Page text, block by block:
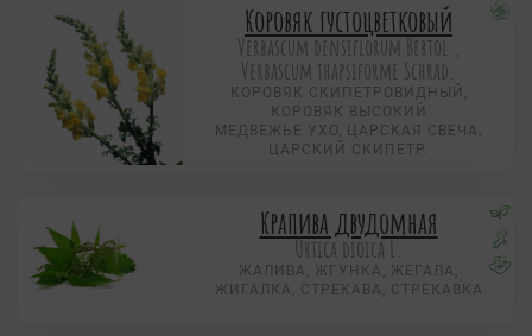
Коровяк густоцветковый
Verbascum densiflorum Bertol.,
Verbascum thapsiforme Schrad.
КОРОВЯК СКИПЕТРОВИДНЫЙ,
КОРОВЯК ВЫСОКИЙ
МЕДВЕЖЬЕ УХО, ЦАРСКАЯ СВЕЧА,
ЦАРСКИЙ СКИПЕТР.
Крапива двудомная
Urtica dioica L.
ЖАЛИВА, ЖГУНКА, ЖЕГАЛА,
ЖИГАЛКА, СТРЕКАВА, СТРЕКАВКА